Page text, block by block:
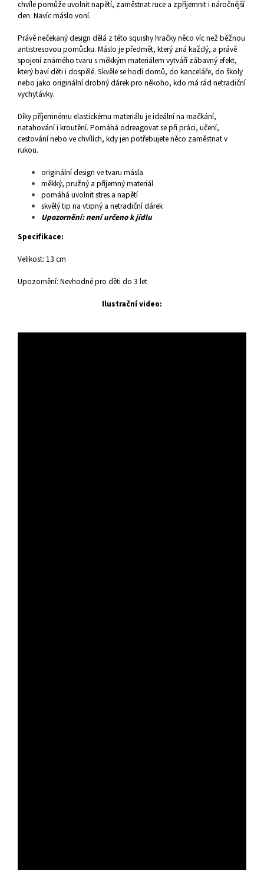
chvíle pomůže uvolnit napětí, zaměstnat ruce a zpříjemnit i náročnější
den. Navíc máslo voní.
Právě nečekaný design dělá z této squishy hračky něco víc než běžnou
antistresovou pomůcku. Máslo je předmět, který zná každý, a právě
spojení známého tvaru s měkkým materiálem vytváří zábavný efekt,
který baví děti i dospělé. Skvěle se hodí domů, do kanceláře, do školy
nebo jako originální drobný dárek pro někoho, kdo má rád netradiční
vychytávky.
Díky příjemnému elastickému materiálu je ideální na mačkání,
natahování i kroutění. Pomáhá odreagovat se při práci, učení,
cestování nebo ve chvílích, kdy jen potřebujete něco zaměstnat v
rukou.
originální design ve tvaru másla
měkký, pružný a příjemný materiál
pomáhá uvolnit stres a napětí
skvělý tip na vtipný a netradiční dárek
Upozornění: není určeno k jídlu
Specifikace:
Velikost: 13 cm
Upozornění: Nevhodné pro děti do 3 let
Ilustrační video: